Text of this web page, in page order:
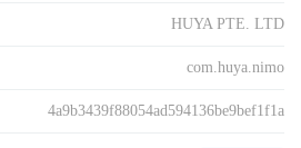
HUYA PTE. LTD
com.huya.nimo
4a9b3439f88054ad594136be9bef1f1a